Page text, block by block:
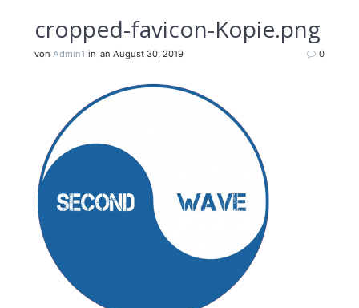
cropped-favicon-Kopie.png
von Admin1 in an August 30, 2019 0